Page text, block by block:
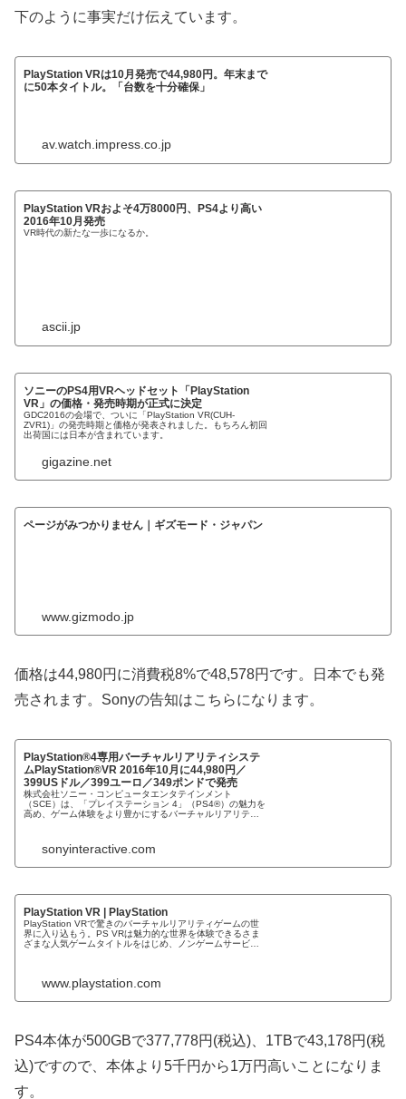
下のように事実だけ伝えています。
PlayStation VRは10月発売で44,980円。年末まで
に50本タイトル。「台数を十分確保」
av.watch.impress.co.jp
PlayStation VRおよそ4万8000円、PS4より高い
2016年10月発売
VR時代の新たな一歩になるか。
ascii.jp
ソニーのPS4用VRヘッドセット「PlayStation
VR」の価格・発売時期が正式に決定
GDC2016の会場で、ついに「PlayStation VR(CUH-
ZVR1)」の発売時期と価格が発表されました。もちろん初回
出荷国には日本が含まれています。
gigazine.net
ページがみつかりません｜ギズモード・ジャパン
www.gizmodo.jp
価格は44,980円に消費税8%で48,578円です。日本でも発
売されます。Sonyの告知はこちらになります。
PlayStation®4専用バーチャルリアリティシステ
ムPlayStation®VR 2016年10月に44,980円／
399USドル／399ユーロ／349ポンドで発売
株式会社ソニー・コンピュータエンタテインメント
（SCE）は、「プレイステーション 4」（PS4®）の魅力を
高め、ゲーム体験をより豊かにするバーチャルリアリティ
sonyinteractive.com
PlayStation VR | PlayStation
PlayStation VRで驚きのバーチャルリアリティゲームの世
界に入り込もう。PS VRは魅力的な世界を体験できるさま
ざまな人気ゲームタイトルをはじめ、ノンゲームサービス
www.playstation.com
PS4本体が500GBで377,778円(税込)、1TBで43,178円(税
込)ですので、本体より5千円から1万円高いことになりま
す。